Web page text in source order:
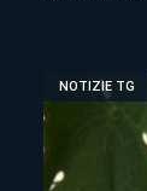
NOTIZIE TG